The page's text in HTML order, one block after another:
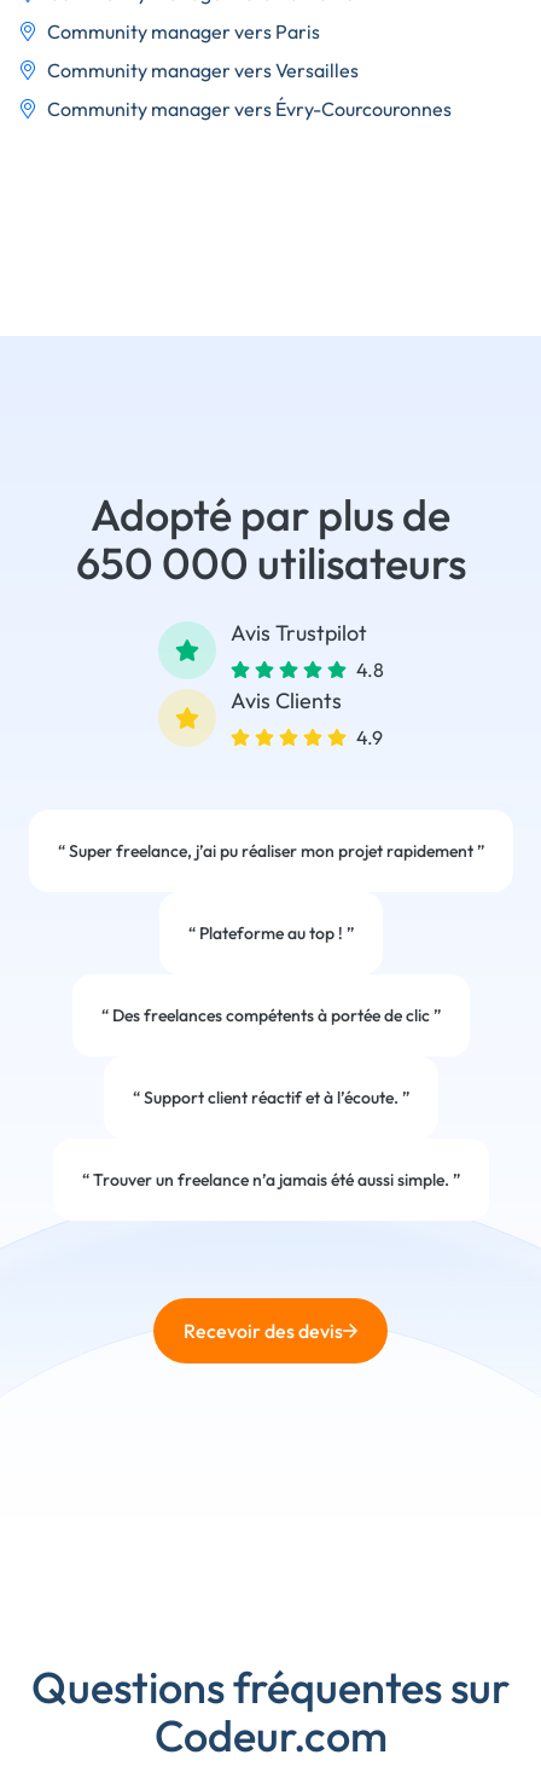
Community manager vers Paris
Community manager vers Versailles
Community manager vers Évry-Courcouronnes
Adopté par plus de
650 000 utilisateurs
Avis Trustpilot
4.8
Avis Clients
4.9
“Super freelance, j’ai pu réaliser mon projet rapidement”
“Plateforme au top ! ”
“Des freelances compétents à portée de clic”
“Support client réactif et à l’écoute. ”
“Trouver un freelance n’a jamais été aussi simple. ”
Recevoir des devis
Questions fréquentes sur
Codeur.com